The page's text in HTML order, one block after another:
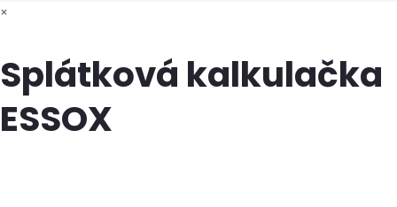
×
Splátková kalkulačka
ESSOX